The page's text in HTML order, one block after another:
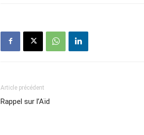
Article précédent
Rappel sur l’Aïd